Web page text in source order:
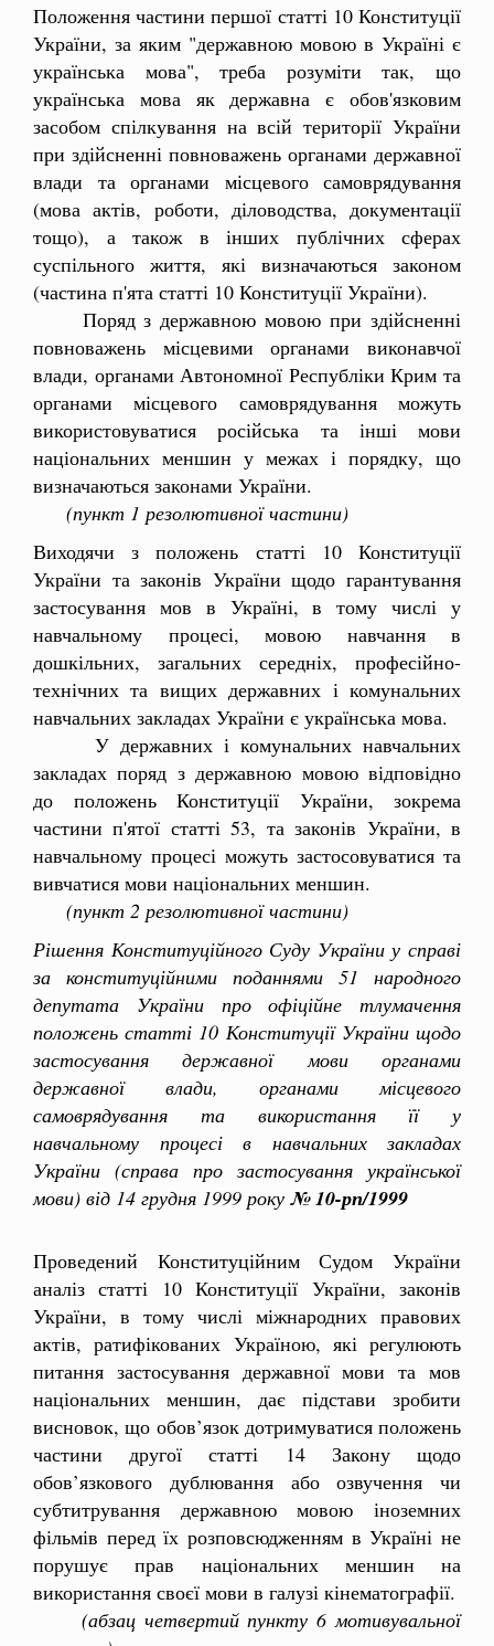
Положення частини першої статті 10 Конституції
України, за яким "державною мовою в Україні є
українська мова", треба розуміти так, що
українська мова як державна є обов'язковим
засобом спілкування на всій території України
при здійсненні повноважень органами державної
влади та органами місцевого самоврядування
(мова актів, роботи, діловодства, документації
тощо), а також в інших публічних сферах
суспільного життя, які визначаються законом
(частина п'ята статті 10 Конституції України).
Поряд з державною мовою при здійсненні
повноважень місцевими органами виконавчої
влади, органами Автономної Республіки Крим та
органами місцевого самоврядування можуть
використовуватися російська та інші мови
національних меншин у межах і порядку, що
визначаються законами України.
(пункт 1 резолютивної частини)
Виходячи з положень статті 10 Конституції
України та законів України щодо гарантування
застосування мов в Україні, в тому числі у
навчальному процесі, мовою навчання в
дошкільних, загальних середніх, професійно-
технічних та вищих державних і комунальних
навчальних закладах України є українська мова.
У державних і комунальних навчальних
закладах поряд з державною мовою відповідно
до положень Конституції України, зокрема
частини п'ятої статті 53, та законів України, в
навчальному процесі можуть застосовуватися та
вивчатися мови національних меншин.
(пункт 2 резолютивної частини)
Рішення Конституційного Суду України у справі
за конституційними поданнями 51 народного
депутата України про офіційне тлумачення
положень статті 10 Конституції України щодо
застосування державної мови органами
державної влади, органами місцевого
самоврядування та використання її у
навчальному процесі в навчальних закладах
України (справа про застосування української
мови) від 14 грудня 1999 року № 10-рп/1999
Проведений Конституційним Судом України
аналіз статті 10 Конституції України, законів
України, в тому числі міжнародних правових
актів, ратифікованих Україною, які регулюють
питання застосування державної мови та мов
національних меншин, дає підстави зробити
висновок, що обов’язок дотримуватися положень
частини другої статті 14 Закону щодо
обов’язкового дублювання або озвучення чи
субтитрування державною мовою іноземних
фільмів перед їх розповсюдженням в Україні не
порушує прав національних меншин на
використання своєї мови в галузі кінематографії.
(абзац четвертий пункту 6 мотивувальної